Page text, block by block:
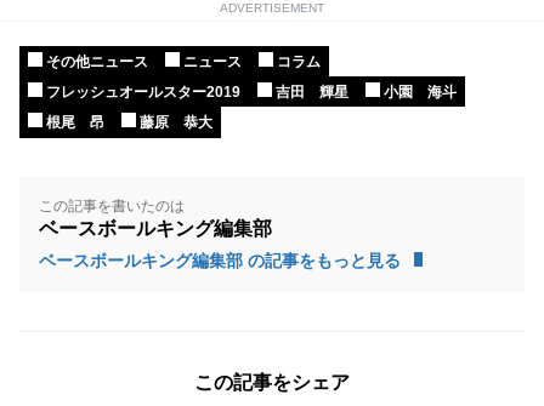
ADVERTISEMENT
その他ニュース ニュース
コラム
フレッシュオールスター2019
吉田 輝星
小園 海斗
根尾 昂
藤原 恭大
この記事を書いたのは
ベースボールキング編集部
ベースボールキング編集部 の記事をもっと見る
この記事をシェア